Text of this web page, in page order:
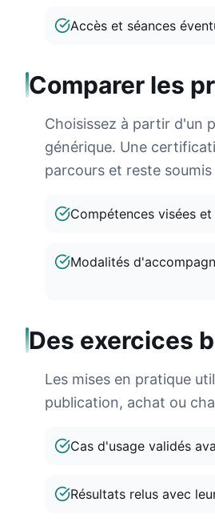
Accès et séances
Comparer les
Choisissez à partir d'un
générique. Une
parcours et reste
Compétences visées
Modalités
Des exercices
Les mises en pratique
publication, achat ou
Cas d'usage validés
Résultats relus avec